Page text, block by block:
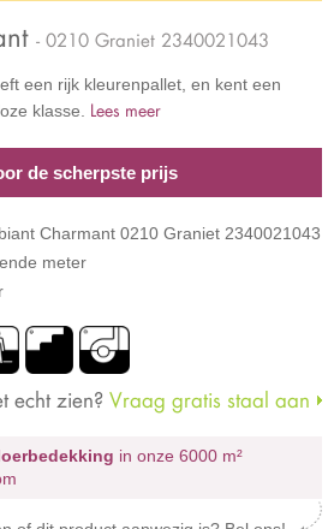
- 0210 Graniet 2340021043
een rijk kleurenpallet, en kent een
klasse. Lees meer
de scherpste prijs
Charmant 0210 Graniet 2340021043
meter
echt zien? Vraag gratis staal aan
in onze 6000 m²